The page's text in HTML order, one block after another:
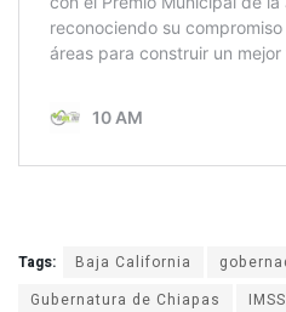
Tags: Baja California
Gubernatura de Chiapas